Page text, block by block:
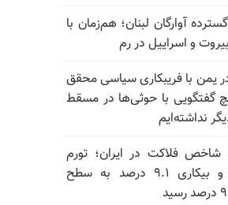
آوارگان لبنان؛ هم‌زمان با
و اسراییل در رم
یمن با فریبکاری سیاسی محقق
گفتگویی با حوثی‌ها در مسقط
نداشته‌ایم
شاخص فلاکت در ایران؛ تورم
۸۸.۶ درصد و بیکاری ۹.۱ درصد به سطح